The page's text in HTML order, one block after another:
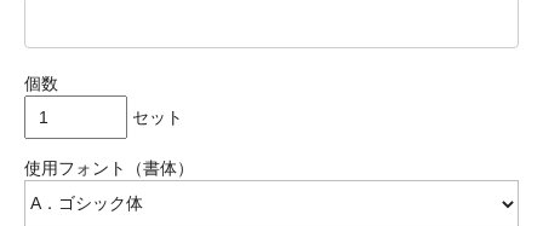
個数
セット
使用フォント（書体）